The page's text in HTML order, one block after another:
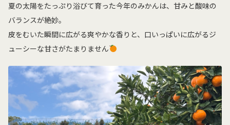
夏の太陽をたっぷり浴びて育った今年のみかんは、甘みと酸味の
バランスが絶妙。
皮をむいた瞬間に広がる爽やかな香りと、口いっぱいに広がるジ
ューシーな甘さがたまりません